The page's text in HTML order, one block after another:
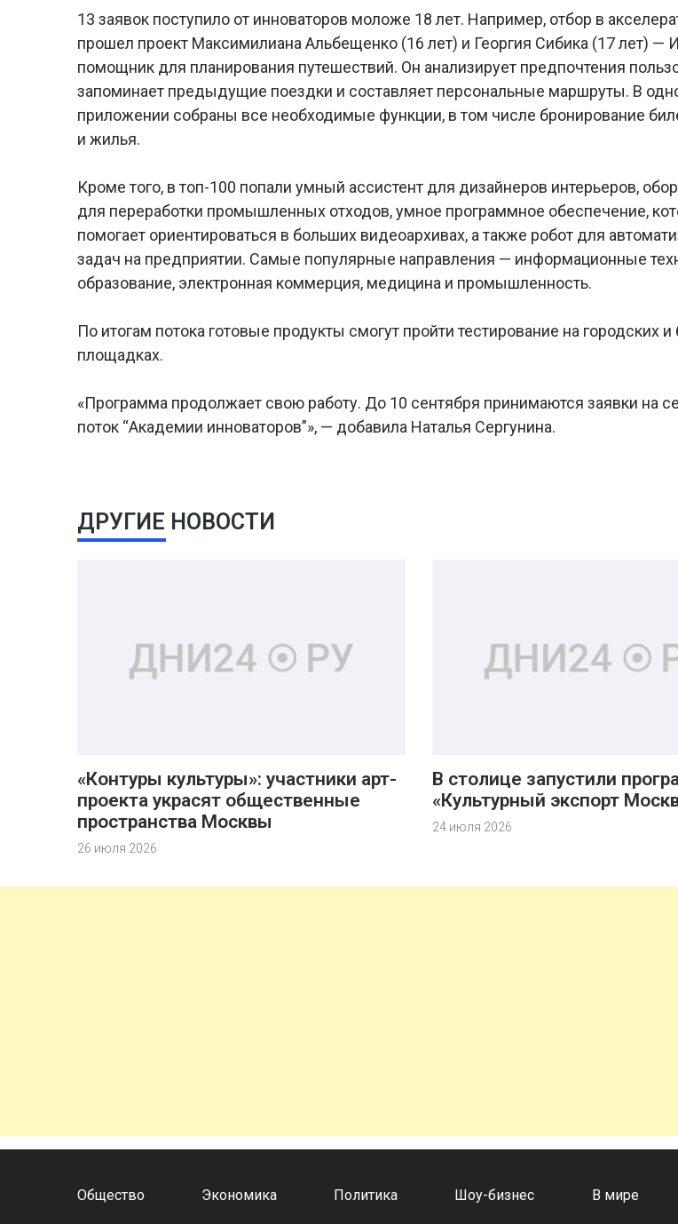
13 заявок поступило от инноваторов моложе 18 лет. Например, отбор в
прошел проект Максимилиана Альбещенко (16 лет) и Георгия Сибика (17 лет) —
помощник для планирования путешествий. Он анализирует предпочтения
запоминает предыдущие поездки и составляет персональные маршруты. В
приложении собраны все необходимые функции, в том числе бронирование
и жилья.
Кроме того, в топ-100 попали умный ассистент для дизайнеров интерьеров,
для переработки промышленных отходов, умное программное обеспечение,
помогает ориентироваться в больших видеоархивах, а также робот для
задач на предприятии. Самые популярные направления — информационные
образование, электронная коммерция, медицина и промышленность.
По итогам потока готовые продукты смогут пройти тестирование на городских и
площадках.
«Программа продолжает свою работу. До 10 сентября принимаются заявки на
поток “Академии инноваторов”», — добавила Наталья Сергунина.
ДРУГИЕ НОВОСТИ
«Контуры культуры»: участники арт-
проекта украсят общественные
пространства Москвы
26 июля 2026
В столице запустили
«Культурный экспорт
24 июля 2026
Общество Экономика Политика Шоу-бизнес В мире